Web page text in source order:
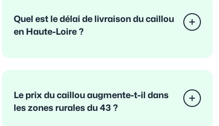
Quel est le délai de livraison du caillou
en Haute-Loire ?
Le prix du caillou augmente-t-il dans
les zones rurales du 43 ?